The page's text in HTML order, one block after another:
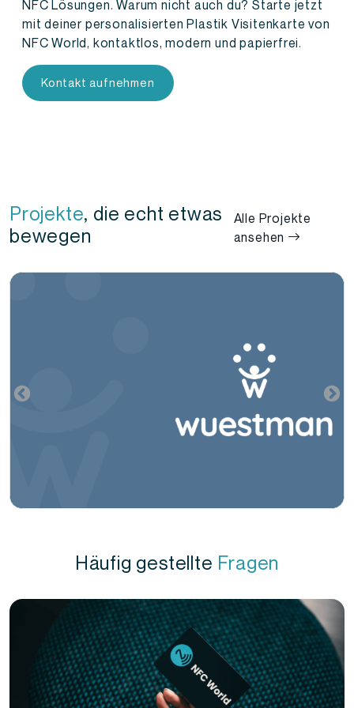
NFC Lösungen. Warum nicht auch du? Starte jetzt
mit deiner personalisierten Plastik Visitenkarte von
NFC World, kontaktlos, modern und papierfrei.
Kontakt aufnehmen
Projekte, die echt etwas
bewegen
Alle Projekte
ansehen
Häufig gestellte Fragen